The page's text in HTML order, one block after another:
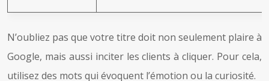
N’oubliez pas que votre titre doit non seulement plaire à
Google, mais aussi inciter les clients à cliquer. Pour cela,
utilisez des mots qui évoquent l’émotion ou la curiosité.